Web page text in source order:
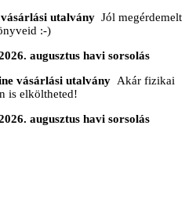
utalvány Jól megérdemelt
:-)
augusztus havi sorsolás
vásárlási utalvány Akár fizikai
is elköltheted!
augusztus havi sorsolás